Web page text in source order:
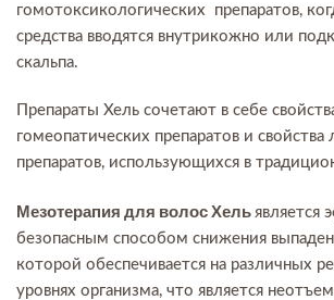
гомотоксикологических препаратов,
средства вводятся внутрикожно или
скальпа.
Препараты Хель сочетают в себе
гомеопатических препаратов и свойства
препаратов, использующихся в
Мезотерапия для волос Хель является
безопасным способом снижения
которой обеспечивается на различных
уровнях организма, что является